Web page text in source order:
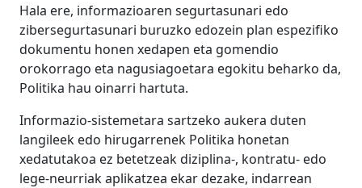
Hala ere, informazioaren segurtasunari edo
zibersegurtasunari buruzko edozein plan espezifiko
dokumentu honen xedapen eta gomendio
orokorrago eta nagusiagoetara egokitu beharko da,
Politika hau oinarri hartuta.
Informazio-sistemetara sartzeko aukera duten
langileek edo hirugarrenek Politika honetan
xedatutakoa ez betetzeak diziplina-, kontratu- edo
lege-neurriak aplikatzea ekar dezake, indarrean